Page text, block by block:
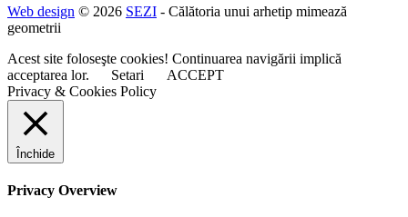
Web design © 2026 SEZI - Călătoria unui arhetip mimează
geometrii
Acest site foloseşte cookies! Continuarea navigării implică
acceptarea lor.
Setari
ACCEPT
Privacy & Cookies Policy
Închide
Privacy Overview